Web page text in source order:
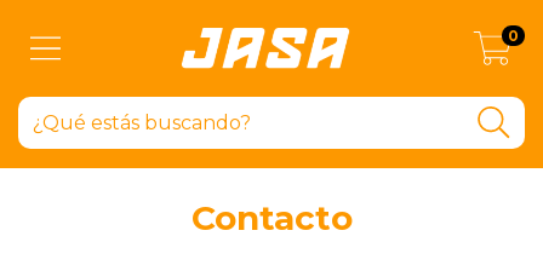
0
Contacto